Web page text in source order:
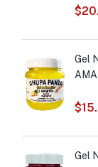
$
Gel
$
Gel